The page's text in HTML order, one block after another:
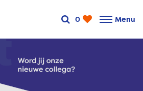
0 Menu